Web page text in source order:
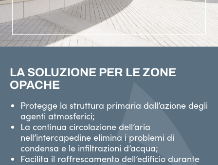
LA SOLUZIONE PER LE ZONE
OPACHE
Protegge la struttura primaria dall’azione degli
agenti atmosferici;
La continua circolazione dell’aria
nell’intercapedine elimina i problemi di
condensa e le infiltrazioni d’acqua;
Facilita il raffrescamento dell’edificio durante